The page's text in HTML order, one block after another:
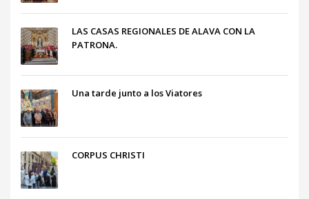
LAS CASAS REGIONALES DE ALAVA CON LA
PATRONA.
Una tarde junto a los Viatores
CORPUS CHRISTI